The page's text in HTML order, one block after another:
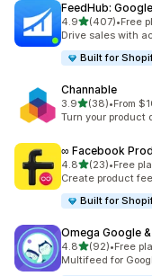
FeedHub:
4.9เต็ม 5 ดาว
(407)
ทั้งหมด 407 รีวิว
•Free
Drive sales with
Built for
Channable
3.9เต็ม 5 ดาว
(38)
ทั้งหมด 38 รีวิว
•From
Turn your
∞ Facebook
4.8เต็ม 5 ดาว
(23)
ทั้งหมด 23 รีวิว
•Free
Create product
Built for
Omega Google
4.8เต็ม 5 ดาว
(92)
ทั้งหมด 92 รีวิว
•Free
Multifeed for